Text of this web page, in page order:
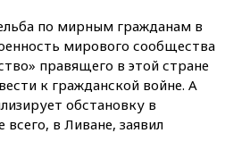
по мирным гражданам в
мирового сообщества
правящего в этой стране
к гражданской войне. А
обстановку в
в Ливане, заявил